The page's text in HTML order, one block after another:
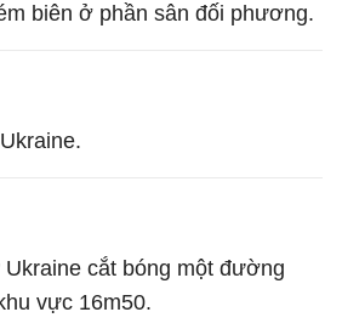
biên ở phần sân đối phương.
cắt bóng một đường
vực 16m50.